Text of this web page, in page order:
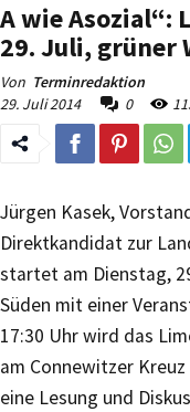
A wie Asozial“:
29. Juli, grüner
Von Terminredaktion
29. Juli 2014
0
Jürgen Kasek,
Direktkandidat zur
startet am Dienstag,
Süden mit einer
17:30 Uhr wird das
am Connewitzer
eine Lesung und